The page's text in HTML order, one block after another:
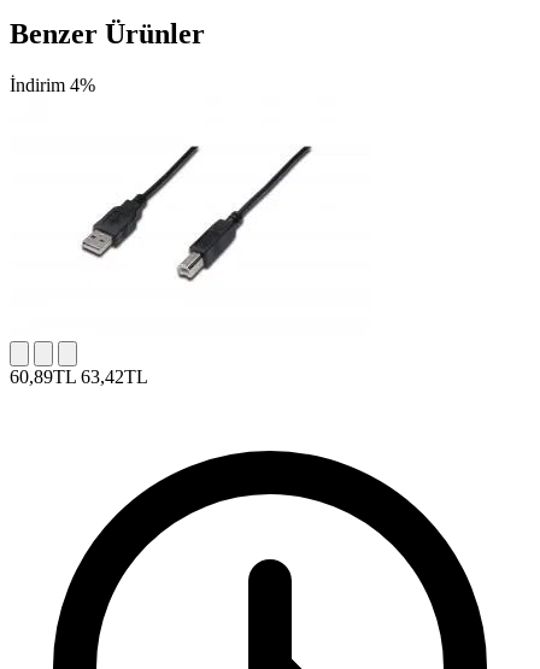
Benzer Ürünler
İndirim 4%
60,89TL 63,42TL